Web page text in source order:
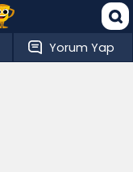
Yorum Yap